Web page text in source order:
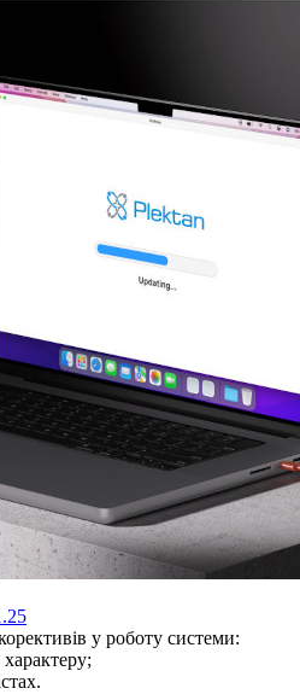
у роботу системи: